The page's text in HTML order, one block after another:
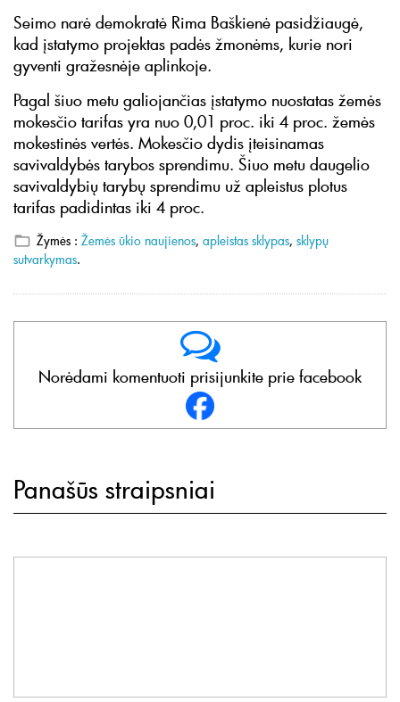
Seimo narė demokratė Rima Baškienė pasidžiaugė,
kad įstatymo projektas padės žmonėms, kurie nori
gyventi gražesnėje aplinkoje.
Pagal šiuo metu galiojančias įstatymo nuostatas žemės
mokesčio tarifas yra nuo 0,01 proc. iki 4 proc. žemės
mokestinės vertės. Mokesčio dydis įteisinamas
savivaldybės tarybos sprendimu. Šiuo metu daugelio
savivaldybių tarybų sprendimu už apleistus plotus
tarifas padidintas iki 4 proc.
Žymės : Žemės ūkio naujienos, apleistas sklypas, sklypų
sutvarkymas.
Norėdami komentuoti prisijunkite prie facebook
Panašūs straipsniai